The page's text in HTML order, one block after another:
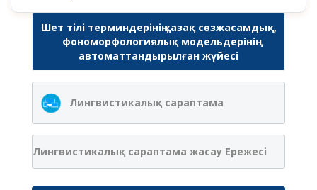
Шет тілі терминдерінің қазақ сөзжасамдық,
фономорфологиялық модельдерінің
автоматтандырылған жүйесі
Лингвистикалық сараптама
Лингвистикалық сараптама жасау Ережесі